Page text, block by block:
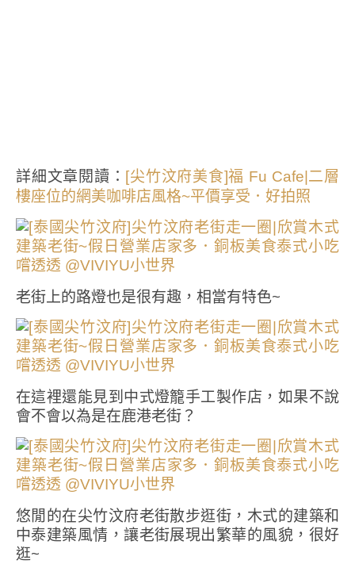
詳細文章閱讀： [尖竹汶府美食]福 Fu Cafe|二層
樓座位的網美咖啡店風格~平價享受．好拍照
老街上的路燈也是很有趣，相當有特色~
在這裡還能見到中式燈籠手工製作店，如果不說
會不會以為是在鹿港老街？
悠閒的在尖竹汶府老街散步逛街，木式的建築和
中泰建築風情，讓老街展現出繁華的風貌，很好
逛~